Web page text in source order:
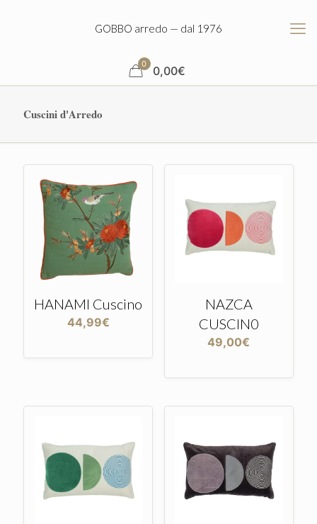
GOBBO arredo — dal 1976
0 0,00€
Cuscini d'Arredo
HANAMI Cuscino
44,99€
NAZCA
CUSCIN0
49,00€